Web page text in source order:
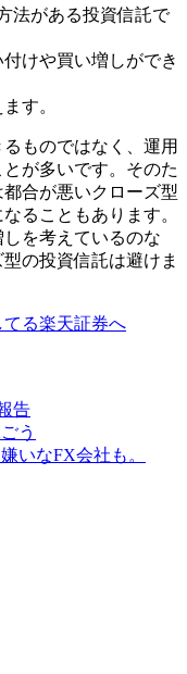
法がある投資信託で
けや買い増しができ
ます。
ものではなく、運用
が多いです。そのた
合が悪いクローズ型
ることもあります。
を考えているのな
の投資信託は避けま
る楽天証券へ
告
う
いなFX会社も。